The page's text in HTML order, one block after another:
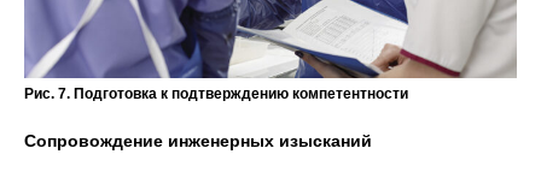
Рис. 7. Подготовка к подтверждению компетентности
Сопровождение инженерных изысканий